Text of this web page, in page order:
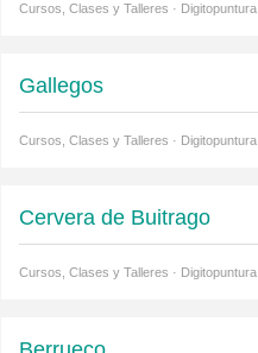
Cursos, Clases y Talleres · Digitopuntura
Gallegos
Cursos, Clases y Talleres · Digitopuntura
Cervera de Buitrago
Cursos, Clases y Talleres · Digitopuntura